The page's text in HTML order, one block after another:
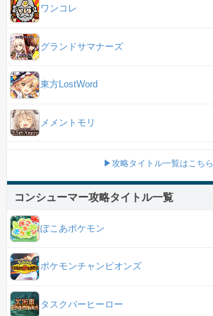
ワンコレ
グランドサマナーズ
東方LostWord
メメントモリ
▶攻略タイトル一覧はこちら
コンシューマー攻略タイトル一覧
ぽこあポケモン
ポケモンチャンピオンズ
タスクバーヒーロー